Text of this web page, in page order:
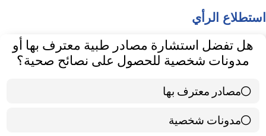
استطلاع الرأي
هل تفضل استشارة مصادر طبية معترف بها أو
مدونات شخصية للحصول على نصائح صحية؟
مصادر معترف بها
39 ( 65 % )
مدونات شخصية
21 ( 35 % )